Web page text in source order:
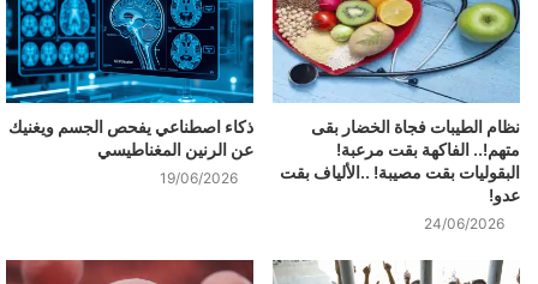
نظام الطيبات فجاة الخضار بقى
متهم!.. الفاكهة بقت مرعبة!
البقوليات بقت مصيبة! ..الألياف بقت
عدو!
24/06/2026
ذكاء اصطناعي يفحص الجسم ويغنيك
عن الرنين المغناطيسي
19/06/2026